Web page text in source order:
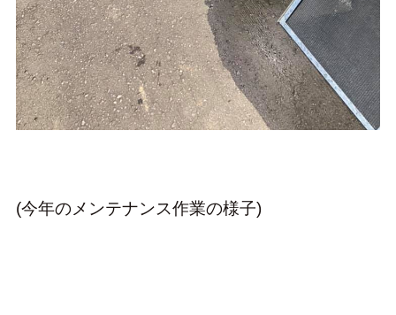
(今年のメンテナンス作業の様子)